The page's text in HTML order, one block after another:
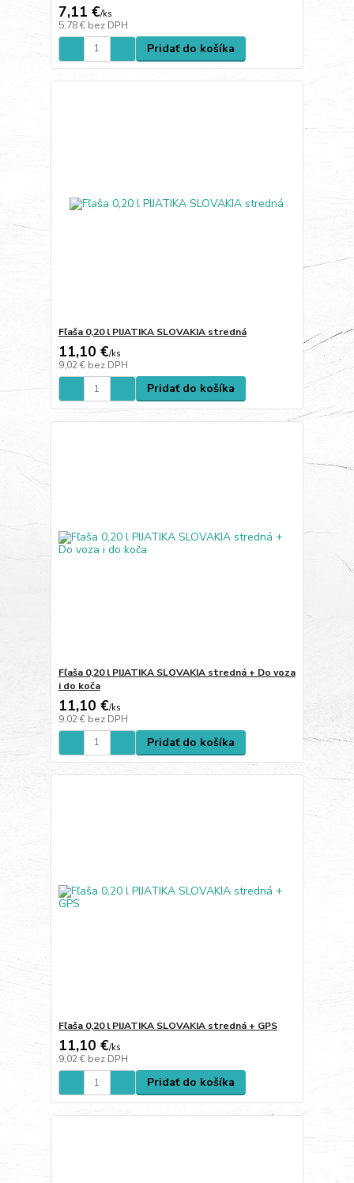
7,11 €/ks
5,78 € bez DPH
Pridať do košíka
Fľaša 0,20 l PIJATIKA SLOVAKIA stredná
11,10 €/ks
9,02 € bez DPH
Pridať do košíka
Fľaša 0,20 l PIJATIKA SLOVAKIA stredná + Do voza
i do koča
11,10 €/ks
9,02 € bez DPH
Pridať do košíka
Fľaša 0,20 l PIJATIKA SLOVAKIA stredná + GPS
11,10 €/ks
9,02 € bez DPH
Pridať do košíka